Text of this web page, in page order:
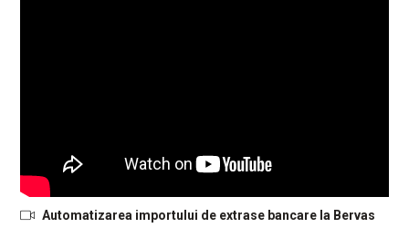
Automatizarea importului de extrase bancare la Bervas